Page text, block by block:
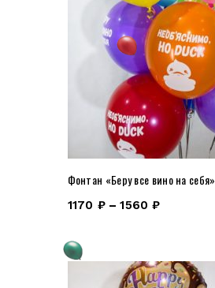
Фонтан «Беру все вино на себя»
1170 ₽–1560₽